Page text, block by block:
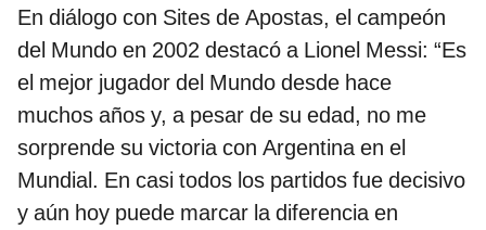
En diálogo con Sites de Apostas, el campeón
del Mundo en 2002 destacó a Lionel Messi: “Es
el mejor jugador del Mundo desde hace
muchos años y, a pesar de su edad, no me
sorprende su victoria con Argentina en el
Mundial. En casi todos los partidos fue decisivo
y aún hoy puede marcar la diferencia en